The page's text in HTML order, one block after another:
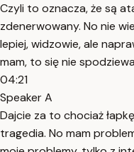
Czyli to oznacza, że są
zdenerwowany. No nie
lepiej, widzowie, ale
mam, to się nie
04:21
Speaker A
Dajcie za to chociaż
tragedia. No mam